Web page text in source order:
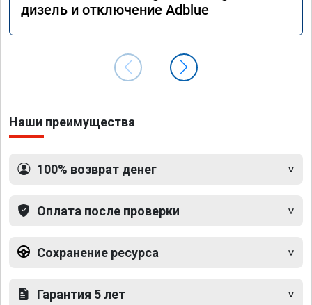
дизель и отключение Adblue
Наши преимущества
100% возврат денег
Оплата после проверки
Сохранение ресурса
Гарантия 5 лет